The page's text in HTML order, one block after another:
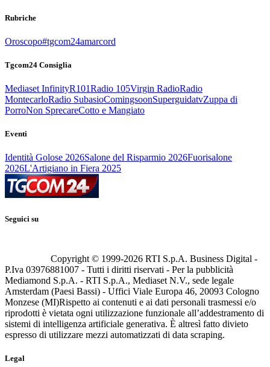
Rubriche
Oroscopo#tgcom24amarcord
Tgcom24 Consiglia
Mediaset InfinityR101Radio 105Virgin RadioRadio
MontecarloRadio SubasioComingsoonSuperguidatvZuppa di
PorroNon SprecareCotto e Mangiato
Eventi
Identità Golose 2026Salone del Risparmio 2026Fuorisalone
2026L'Artigiano in Fiera 2025
Seguici su
Copyright © 1999-2026 RTI S.p.A. Business Digital -
P.Iva 03976881007 - Tutti i diritti riservati - Per la pubblicità
Mediamond S.p.A. - RTI S.p.A., Mediaset N.V., sede legale
Amsterdam (Paesi Bassi) - Uffici Viale Europa 46, 20093 Cologno
Monzese (MI)Rispetto ai contenuti e ai dati personali trasmessi e/o
riprodotti è vietata ogni utilizzazione funzionale all’addestramento di
sistemi di intelligenza artificiale generativa. È altresì fatto divieto
espresso di utilizzare mezzi automatizzati di data scraping.
Legal